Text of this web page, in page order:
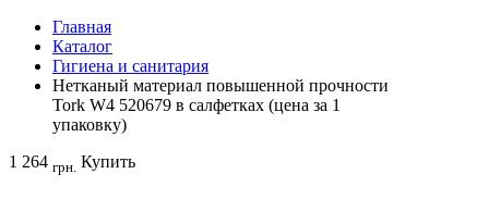
Главная
Каталог
Гигиена и санитария
Нетканый материал повышенной прочности
Tork W4 520679 в салфетках (цена за 1
упаковку)
1 264 грн. Купить